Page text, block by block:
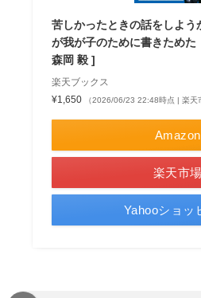
苦しかったときの話をしよう
が我が子のために書きため
森岡 毅 ]
楽天ブックス
¥1,650
（2026/06/23 22:48時点 | 楽天
Amazon
楽天市場
Yahooショッ